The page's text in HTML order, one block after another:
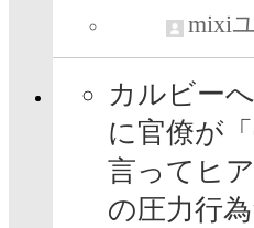
mixi
カルビー
に官僚が
言ってヒ
の圧力行